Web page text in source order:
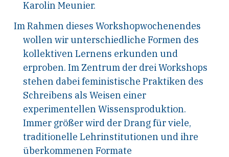
Karolin Meunier.
Im Rahmen dieses Workshopwochenendes
wollen wir unterschiedliche Formen des
kollektiven Lernens erkunden und
erproben. Im Zentrum der drei Workshops
stehen dabei feministische Praktiken des
Schreibens als Weisen einer
experimentellen Wissensproduktion.
Immer größer wird der Drang für viele,
traditionelle Lehrinstitutionen und ihre
überkommenen Formate